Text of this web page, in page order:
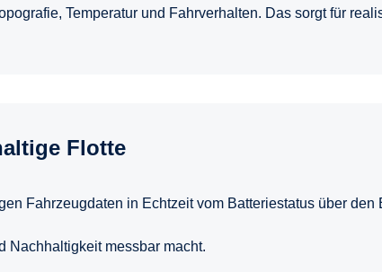
Temperatur und Fahrverhalten. Das sorgt für
Flotte
Fahrzeugdaten in Echtzeit vom Batteriestatus über
Nachhaltigkeit messbar macht.